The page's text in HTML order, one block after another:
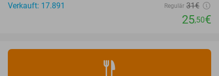
Verkauft: 17.891
Regulär 31€
25,50€